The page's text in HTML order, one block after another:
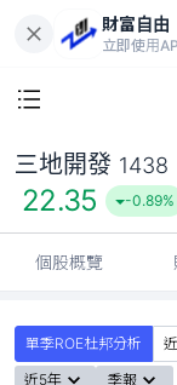
財富自由
立即使用
三地開發 1438
22.35 -0.89%
個股概覽
單季ROE杜邦分析
近5年
季報